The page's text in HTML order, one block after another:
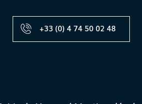
+33 (0) 4 74 50 02 48